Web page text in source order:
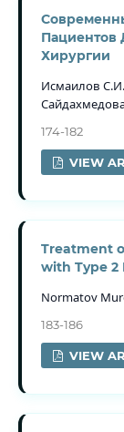
Пациентов
Хирургии
Исмаилов
174-182
VIEW
Treatment
with Type 2
Normatov
183-186
VIEW